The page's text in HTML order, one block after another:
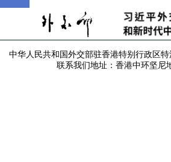
中华人民共和国外交部驻香港特别行政区特
联系我们地址：香港中环坚尼